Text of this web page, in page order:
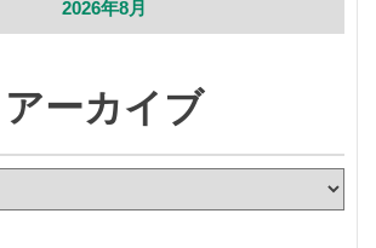
2026年8月
アーカイブ